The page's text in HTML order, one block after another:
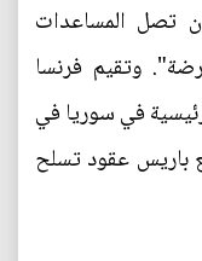
تصل المساعدات
وتقيم فرنسا
في سوريا في
باريس عقود تسلح